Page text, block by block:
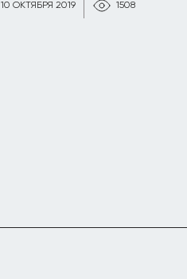
10 ОКТЯБРЯ 2019 1508